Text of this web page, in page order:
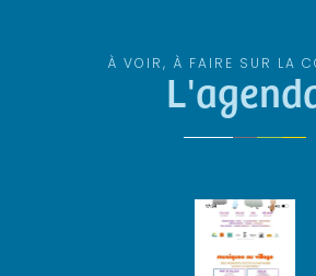
À VOIR, À FAIRE SUR LA